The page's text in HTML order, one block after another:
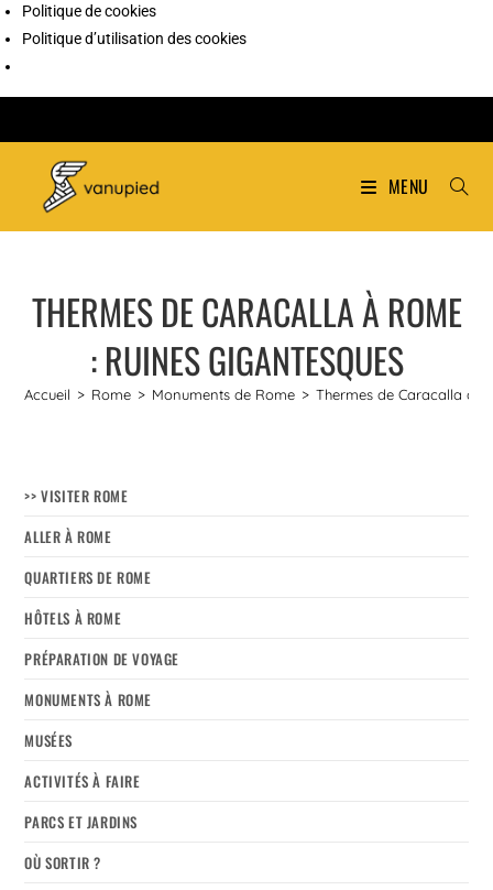
Politique de cookies
Politique d’utilisation des cookies
MENU
THERMES DE CARACALLA À ROME
: RUINES GIGANTESQUES
Accueil > Rome > Monuments de Rome > Thermes de Caracalla à
>> VISITER ROME
ALLER À ROME
QUARTIERS DE ROME
HÔTELS À ROME
PRÉPARATION DE VOYAGE
MONUMENTS À ROME
MUSÉES
ACTIVITÉS À FAIRE
PARCS ET JARDINS
OÙ SORTIR ?